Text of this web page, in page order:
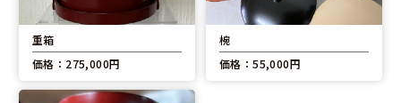
重箱
価格：275,000円
椀
価格：55,000円